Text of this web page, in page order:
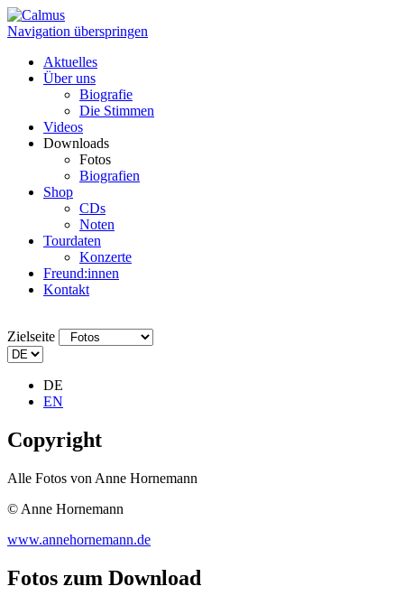
Navigation überspringen
Aktuelles
Über uns
Biografie
Die Stimmen
Videos
Downloads
Fotos
Biografien
Shop
CDs
Noten
Tourdaten
Konzerte
Freund:innen
Kontakt
Zielseite
DE
EN
Copyright
Alle Fotos von Anne Hornemann
© Anne Hornemann
www.annehornemann.de
Fotos zum Download